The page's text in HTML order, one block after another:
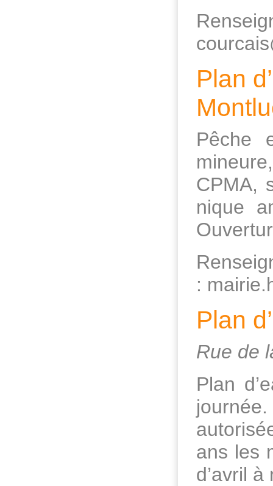
Plan
Pêche
CPMA,
nique
:
Plan
Rue de
Plan
ans les
d’avril